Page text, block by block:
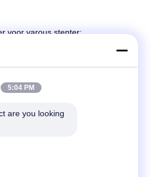
voor varous stenter:
voorraad zijn, is het volgens
5:04 PM
are you looking